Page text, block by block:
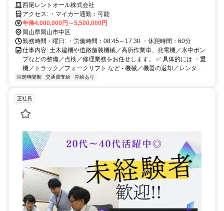
西尾レントオール株式会社
アクセス: ・マイカー通勤：可能
年俸4,000,000円～5,500,000円
岡山県岡山市中区
勤務時間・曜日: ・労働時間：08:45～17:30 ・休憩時間：60分
仕事内容: 土木建機や道路舗装機械／高所作業車、発電機／水中ポン
プなどの整備／点検／修理業務をお任せします。 ✅ 具体的には ・重
機／トラック／フォークリフト など - 機械／機器の返却／レンタ...
固定時間制 交通費支給 昇給あり
正社員